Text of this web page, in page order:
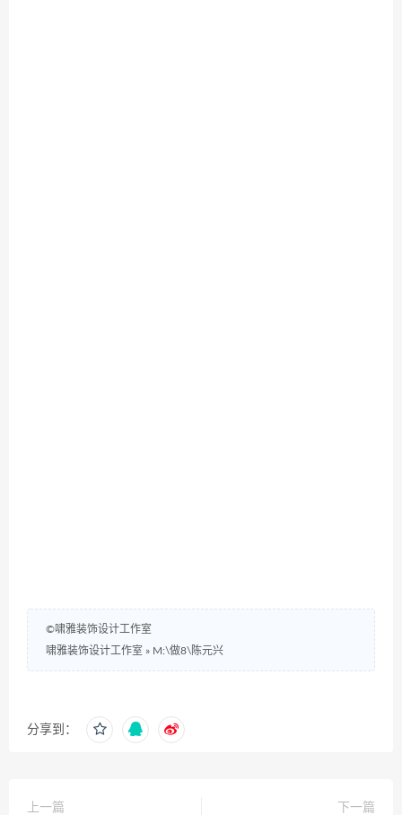
©啸雅装饰设计工作室
啸雅装饰设计工作室 » M:\做8\陈元兴
分享到：
上一篇
下一篇